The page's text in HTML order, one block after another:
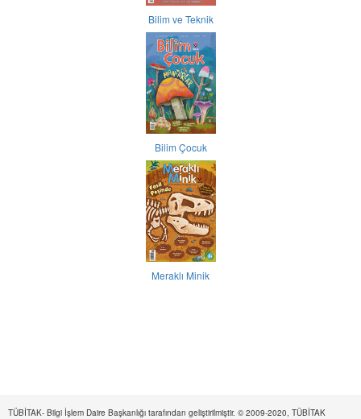
Bilim ve Teknik
Bilim Çocuk
Meraklı Minik
TÜBİTAK- Bilgi İşlem Daire Başkanlığı tarafından geliştirilmiştir. © 2009-2020, TÜBİTAK